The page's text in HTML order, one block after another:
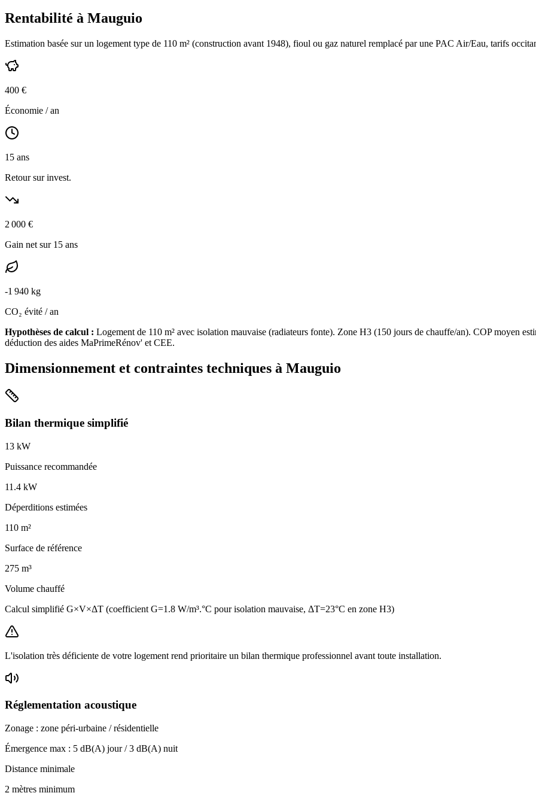
Rentabilité à Mauguio
Estimation basée sur un logement type de 110 m² (construction avant 1948), fioul ou gaz naturel remplacé par une PAC Air/Eau, tarifs
400 €
Économie / an
15 ans
Retour sur invest.
2 000 €
Gain net sur 15 ans
-1 940 kg
CO₂ évité / an
Hypothèses de calcul : Logement de 110 m² avec isolation mauvaise (radiateurs fonte). Zone H3 (150 jours de chauffe/an). COP moyen
déduction des aides MaPrimeRénov' et CEE.
Dimensionnement et contraintes techniques à Mauguio
Bilan thermique simplifié
13 kW
Puissance recommandée
11.4 kW
Déperditions estimées
110 m²
Surface de référence
275 m³
Volume chauffé
Calcul simplifié G×V×ΔT (coefficient G=1.8 W/m³.°C pour isolation mauvaise, ΔT=23°C en zone H3)
L'isolation très déficiente de votre logement rend prioritaire un bilan thermique professionnel avant toute installation.
Réglementation acoustique
Zonage : zone péri-urbaine / résidentielle
Émergence max : 5 dB(A) jour /3 dB(A) nuit
Distance minimale
2 mètres minimum